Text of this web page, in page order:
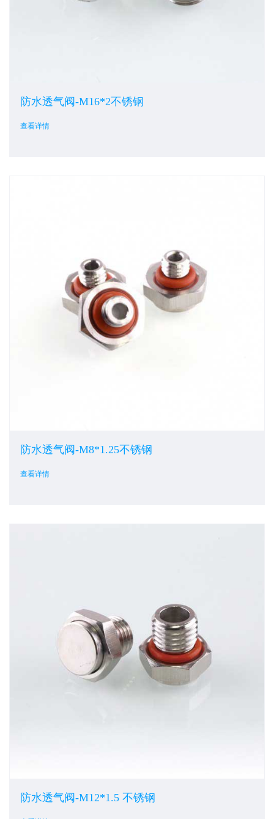
防水透气阀-M16*2不锈钢
查看详情
防水透气阀-M8*1.25不锈钢
查看详情
防水透气阀-M12*1.5 不锈钢